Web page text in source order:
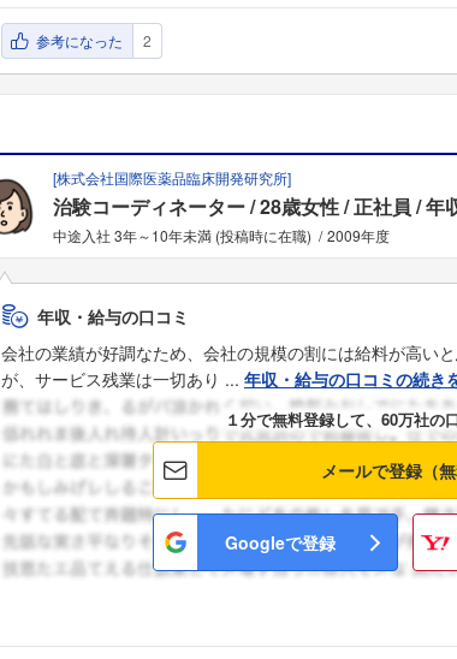
参考になった 2
[株式会社国際医薬品臨床開発研究所]
治験コーディネーター 28歳女性 正社員 年
中途入社 3年～10年未満 (投稿時に在職) 2009年度
年収・給与の口コミ
会社の業績が好調なため、会社の規模の割には給料が高い
が、サービス残業は一切あり ... 年収・給与の口コミの続き
１分で無料登録して、60万社の
メールで登録（無
Googleで登録